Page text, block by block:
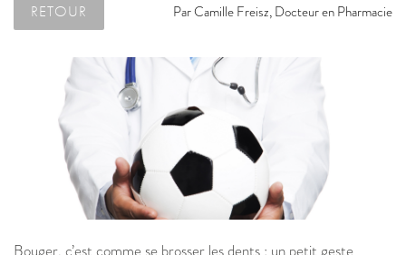
RETOUR ParCamille Freisz, Docteur en Pharmacie